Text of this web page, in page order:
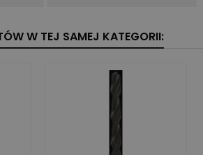
W TEJ SAMEJ KATEGORII: